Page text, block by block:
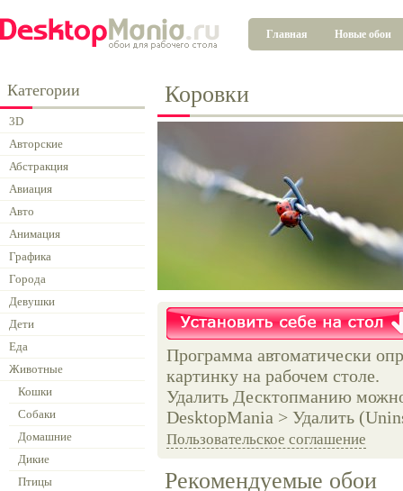
Главная Новые обои
Категории
3D
Авторские
Абстракция
Авиация
Авто
Анимация
Графика
Города
Девушки
Дети
Еда
Животные
Кошки
Собаки
Домашние
Дикие
Птицы
Коровки
Программа автоматически
картинку на рабочем столе.
Удалить Десктопманию
DesktopMania > Удалить
Пользовательское соглашение
Рекомендуемые обои